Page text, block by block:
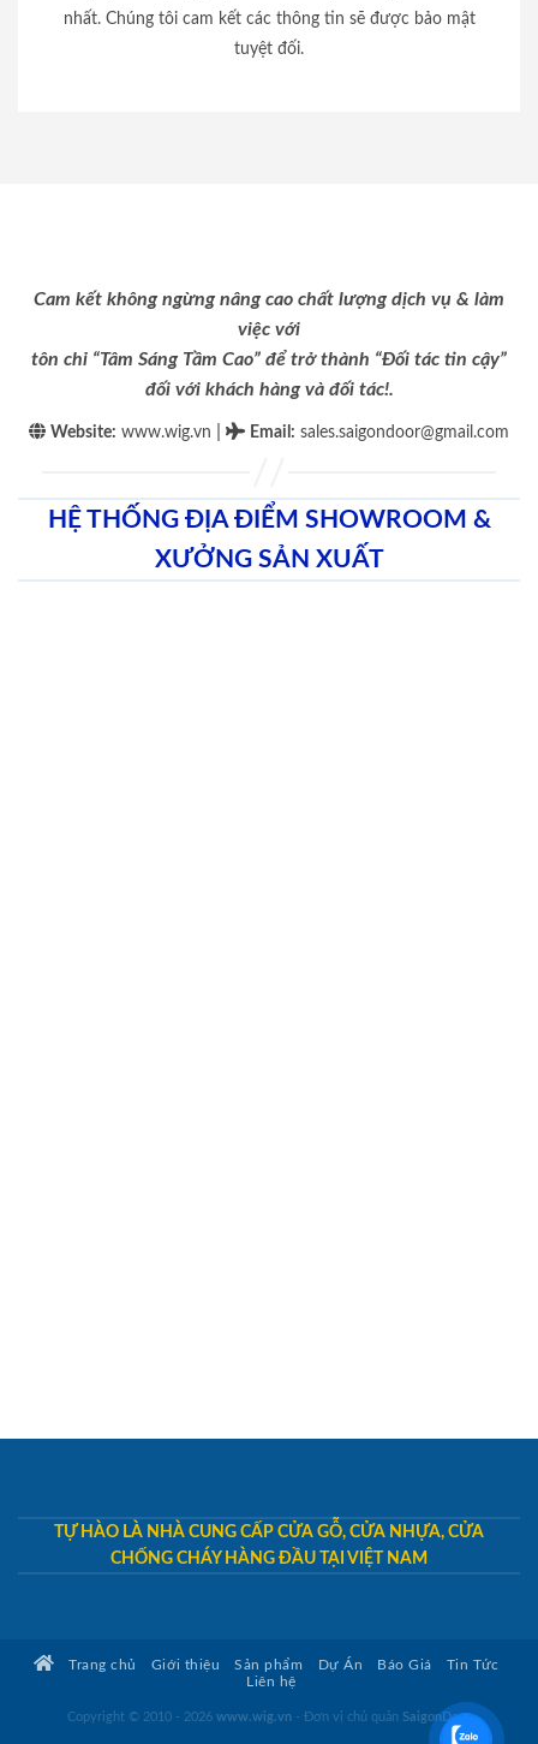
nhất. Chúng tôi cam kết các thông tin sẽ được bảo mật
tuyệt đối.
Cam kết không ngừng nâng cao chất lượng dịch vụ & làm
việc với
tôn chỉ “Tâm Sáng Tầm Cao” để trở thành “Đối tác tin cậy”
đối với khách hàng và đối tác!.
Website: www.wig.vn Email : sales.saigondoor@gmail.com
HỆ THỐNG ĐỊA ĐIỂM SHOWROOM &
XƯỞNG SẢN XUẤT
TỰ HÀO LÀ NHÀ CUNG CẤP CỬA GỖ, CỬA NHỰA, CỬA
CHỐNG CHÁY HÀNG ĐẦU TẠI VIỆT NAM
Trang chủ Giới thiệu Sản phẩm Dự Án Báo Giá
Tin Tức
Liên hệ
Copyright © 2010 - 2026 www.wig.vn - Đơn vị chủ quản SaigonDoor